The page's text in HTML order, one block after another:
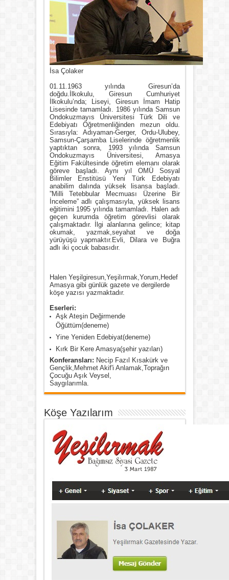
İsa Çolaker
01.11.1963 yılında Giresun’da
doğdu.İlkokulu, Giresun Cumhuriyet
İlkokulu’nda; Liseyi, Giresun İmam Hatip
Lisesinde tamamladı. 1986 yılında Samsun
Ondokuzmayıs Üniversitesi Türk Dili ve
Edebiyatı Öğretmenliğinden mezun oldu.
Sırasıyla: Adıyaman-Gerger, Ordu-Ulubey,
Samsun-Çarşamba Liselerinde öğretmenlik
yaptıktan sonra, 1993 yılında Samsun
Ondokuzmayıs Üniversitesi, Amasya
Eğitim Fakültesinde öğretim elemanı olarak
göreve başladı. Aynı yıl OMÜ Sosyal
Bilimler Enstitüsü Yeni Türk Edebiyatı
anabilim dalında yüksek lisansa başladı.
”Milli Tetebbular Mecmuası Üzerine Bir
İnceleme” adlı çalışmasıyla, yüksek lisans
eğitimini 1995 yılında tamamladı. Halen adı
geçen kurumda öğretim görevlisi olarak
çalışmaktadır. İlgi alanlarına gelince; kitap
okumak, yazmak,seyahat ve doğa
yürüyüşü yapmaktır.Evli, Dilara ve Buğra
adlı iki çocuk babasıdır.
Halen Yeşilgiresun,Yeşilırmak,Yorum,Hedef
Amasya gibi günlük gazete ve dergilerde
köşe yazısı yazmaktadır.
Eserleri:
Aşk Ateşin Değirmende
Öğüttüm(deneme)
Yine Yeniden Edebiyat(deneme)
Kırk Bir Kere Amasya(şehir yazıları)
Konferansları: Necip Fazıl Kısakürk ve
Gençlik,Mehmet Akif'i Anlamak,Toprağın
Çocuğu Aşık Veysel,
Saygılarımla.
Köşe Yazılarım